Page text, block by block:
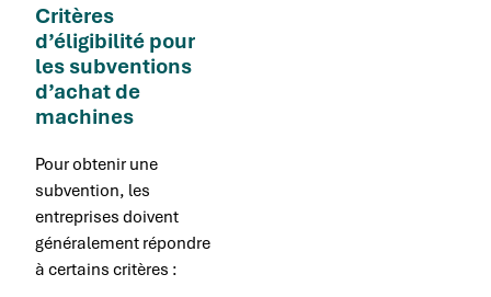
Critères
d’éligibilité pour
les subventions
d’achat de
machines
Pour obtenir une
subvention, les
entreprises doivent
généralement répondre
à certains critères :